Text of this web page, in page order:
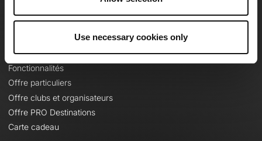
Use necessary cookies only
Le Mag'
Fonds de cartes topographiques
Fonctionnalités
Offre particuliers
Offre clubs et organisateurs
Offre PRO Destinations
Carte cadeau